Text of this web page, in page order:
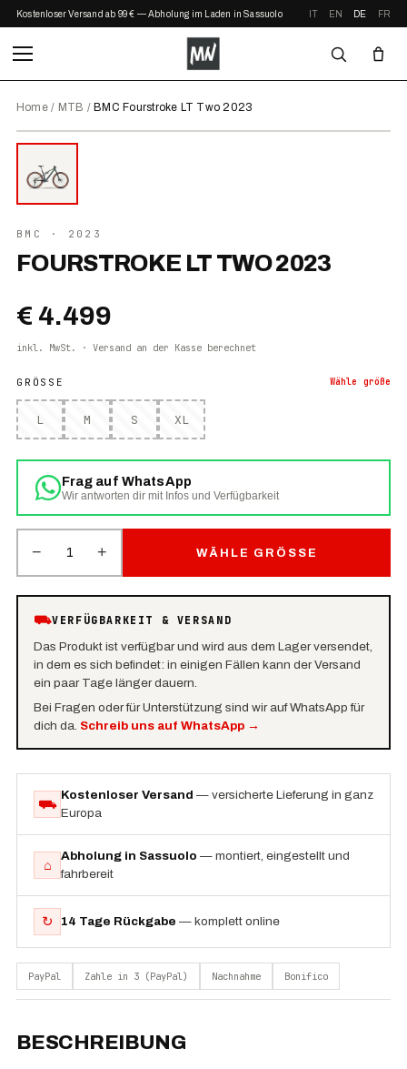
Kostenloser Versand ab 99 € — Abholung im Laden in Sassuolo IT EN DE FR
Home/ MTB / BMC Fourstroke LT Two 2023
BMC · 2023
FOURSTROKE LT TWO 2023
€ 4.499
inkl. MwSt. · Versand an der Kasse berechnet
GRÖSSE Wähle größe
L M S XL
Frag auf WhatsApp
Wir antworten dir mit Infos und Verfügbarkeit
− 1 + WÄHLE GRÖSSE
⛟VERFÜGBARKEIT & VERSAND
Das Produkt ist verfügbar und wird aus dem Lager versendet,
in dem es sich befindet: in einigen Fällen kann der Versand
ein paar Tage länger dauern.
Bei Fragen oder für Unterstützung sind wir auf WhatsApp für
dich da. Schreib uns auf WhatsApp→
⛟
Kostenloser Versand — versicherte Lieferung in ganz
Europa
⌂
Abholung in Sassuolo — montiert, eingestellt und
fahrbereit
↻ 14 Tage Rückgabe — komplett online
PayPal Zahle in 3 (PayPal) Nachnahme Bonifico
BESCHREIBUNG